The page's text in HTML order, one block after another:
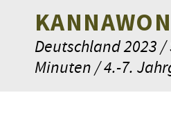
Deutschland 2023
Minuten / 4.-7.